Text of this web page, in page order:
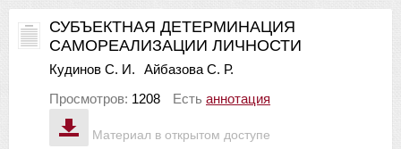
Материал в открытом доступе
СУБЪЕКТНАЯ ДЕТЕРМИНАЦИЯ
САМОРЕАЛИЗАЦИИ ЛИЧНОСТИ
Кудинов С. И.
Айбазова С. Р.
Просмотров: 1208 Есть аннотация